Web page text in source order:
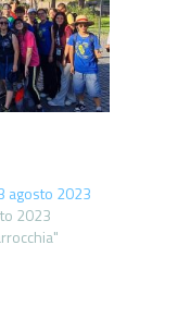
agosto 2023
2023